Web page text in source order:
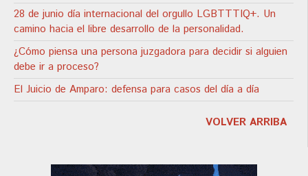
28 de junio día internacional del orgullo LGBTTTIQ+. Un
camino hacia el libre desarrollo de la personalidad.
¿Cómo piensa una persona juzgadora para decidir si alguien
debe ir a proceso?
El Juicio de Amparo: defensa para casos del día a día
VOLVER ARRIBA